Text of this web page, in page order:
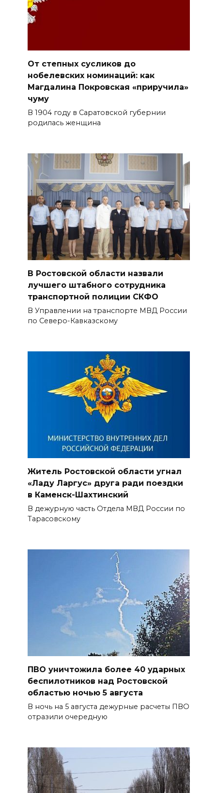
От степных сусликов до
нобелевских номинаций: как
Магдалина Покровская «приручила»
чуму
В 1904 году в Саратовской губернии
родилась женщина
В Ростовской области назвали
лучшего штабного сотрудника
транспортной полиции СКФО
В Управлении на транспорте МВД России
по Северо-Кавказскому
Житель Ростовской области угнал
«Ладу Ларгус» друга ради поездки
в Каменск-Шахтинский
В дежурную часть Отдела МВД России по
Тарасовскому
ПВО уничтожила более 40 ударных
беспилотников над Ростовской
областью ночью 5 августа
В ночь на 5 августа дежурные расчеты ПВО
отразили очередную